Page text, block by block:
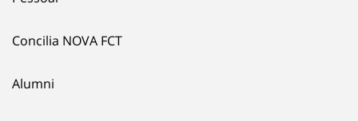
Concilia NOVA FCT
Alumni